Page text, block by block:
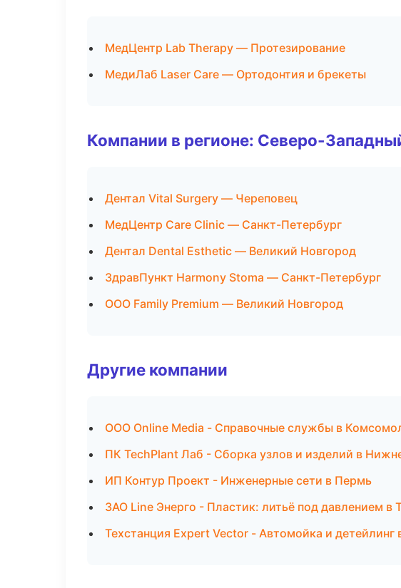
МедЦентр Lab Therapy — Протезирование
МедиЛаб Laser Care — Ортодонтия и брекеты
Компании в регионе: Северо-
Дентал Vital Surgery — Череповец
МедЦентр Care Clinic — Санкт-Петербург
Дентал Dental Esthetic — Великий Новгород
ЗдравПункт Harmony Stoma — Санкт-Петербург
ООО Family Premium — Великий Новгород
Другие компании
ООО Online Media - Справочные службы в
ПК TechPlant Лаб - Сборка узлов и изделий в
ИП Контур Проект - Инженерные сети в Пермь
ЗАО Line Энерго - Пластик: литьё под давлением в
Техстанция Expert Vector - Автомойка и детейлинг